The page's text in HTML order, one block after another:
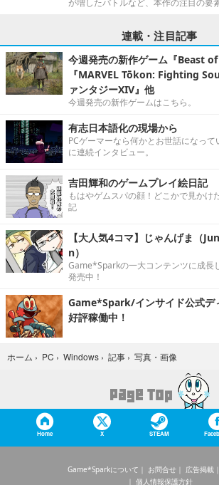
が増したバトルなど、本作の注目の要
連載・注目記事
今週発売の新作ゲーム『Beast
『MARVEL Tōkon: Fighting
ァンタジーXIV』他
今週発売の新作ゲームはこちら。
有志日本語化の現場から
PCゲーマーなら何かとお世話になっ
に連続インタビュー。
吉田輝和のゲームプレイ絵日記
もはやゲムスパの顔！どこかで見かけ
記
【大人気4コマ】じゃんげま（
n）
Game*Sparkの一大コンテンツに成長
発売中！
Game*Spark/インサイド公式デ
好評稼働中！
ホーム › PC › Windows › 記事 › 写真・画像
Home X STEAM
Game*Sparkについて お問合せ 広告掲載
個人情報保護方針